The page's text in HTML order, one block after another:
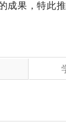
成果，特此